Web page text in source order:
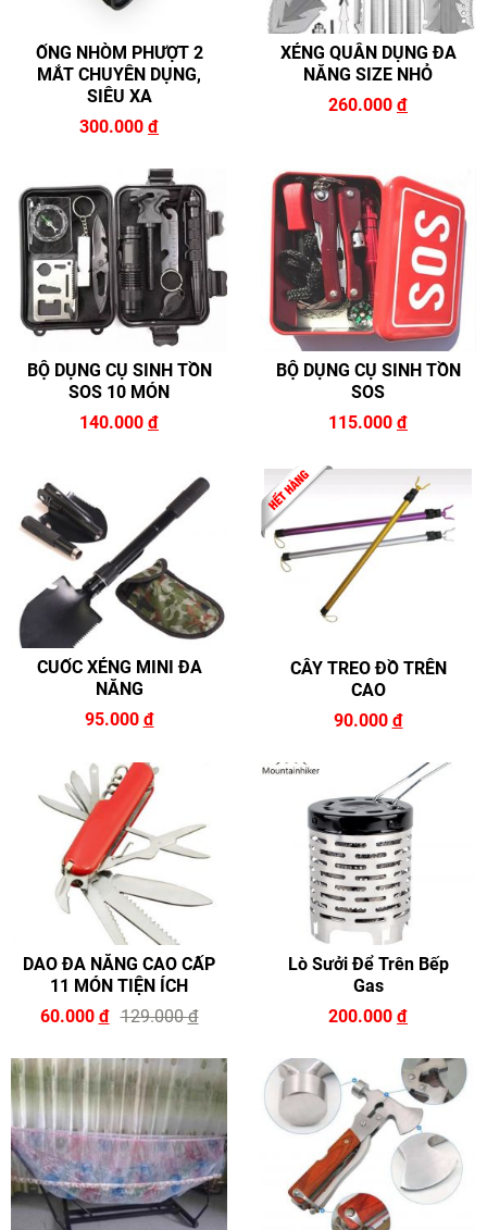
ỐNG NHÒM PHƯỢT 2
MẮT CHUYÊN DỤNG,
SIÊU XA
300.000 đ
XẺNG QUÂN DỤNG ĐA
NĂNG SIZE NHỎ
260.000 đ
BỘ DỤNG CỤ SINH TỒN
SOS 10 MÓN
140.000 đ
BỘ DỤNG CỤ SINH TỒN
SOS
115.000 đ
CUỐC XẺNG MINI ĐA
NĂNG
95.000 đ
CÂY TREO ĐỒ TRÊN
CAO
90.000 đ
DAO ĐA NĂNG CAO CẤP
11 MÓN TIỆN ÍCH
60.000 đ 129.000đ
Lò Sưởi Để Trên Bếp
Gas
200.000 đ